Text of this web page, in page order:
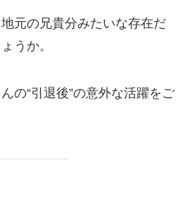
元の兄貴分みたいな存在だ
うか。
の“引退後”の意外な活躍をご